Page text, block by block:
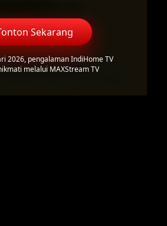
Sekarang
2026, pengalaman IndiHome TV
melalui MAXStream TV